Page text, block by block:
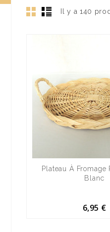
Il y a 140
Plateau À Fromage
Blanc
6,95 €